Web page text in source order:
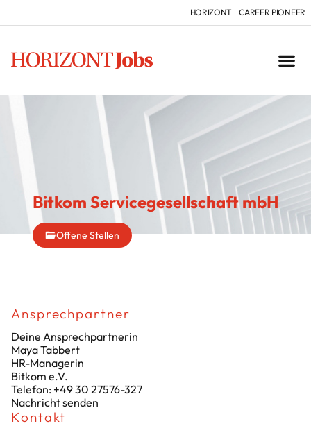
HORIZONT CAREER PIONEER
Bitkom Servicegesellschaft mbH
Offene Stellen
Ansprechpartner
Deine Ansprechpartnerin
Maya Tabbert
HR-Managerin
Bitkom e.V.
Telefon: +49 30 27576-327
Nachricht senden
Kontakt